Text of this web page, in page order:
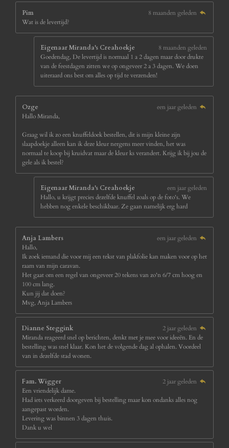
Pim
8 maanden geleden
Wat is de levertijd?
Eigenaar Miranda's Creahoekje
8 maanden geleden
Goedendag, De levertijd is normaal 1 a 2 dagen maar door drukte
van de feestdagen zitten we op ongeveer 2 a 3 dagen. We doen
uiteraard ons best om alles op tijd te verzenden!
Ozge
een jaar geleden
Hallo Miranda,
Graag wil ik zo een knuffeldoek bestellen, dit is mijn kleine zijn
slaapdoekje alleen kan ik deze kleur nergens meer vinden, het was
normaal te koop bij kruidvat maar de kleur ks verandert. Krijg ik bij jou de
gele als ik bestel?
Eigenaar Miranda's Creahoekje
een jaar geleden
Hallo, u krijgt precies dezelfde knuffel zoals op de foto's. We
hebben nog enkele beschikbaar. Ze gaan namelijk erg hard
Anja Lambers
een jaar geleden
Hallo,
Ik zoek iemand die voor mij een tekst van plakfolie kan maken voor op het
raam van mijn caravan.
Het gaat om een regel van ongeveer 20 tekens van zo'n 6/7 cm hoog en
100 cm lang.
Kun jij dat doen?
Mvg, Anja Lambers
Dianne Steggink
2 jaar geleden
Miranda reageerd snel op berichten, denkt met je mee voor ideeën. En de
bestelling was snel klaar. Kon het de volgende dag al ophalen. Voordeel
van in dezelfde stad wonen.
Fam. Wigger
2 jaar geleden
Een vriendelijk dame.
Had iets verkeerd doorgeven bij bestelling maar kon ondanks alles nog
aangepast worden.
Levering was binnen 3 dagen thuis.
Dank u wel